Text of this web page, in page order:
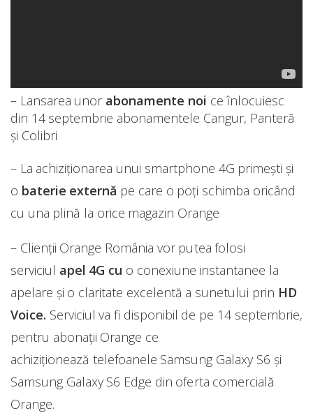
– Lansarea unor abonamente noi ce înlocuiesc
din 14 septembrie abonamentele Cangur, Panteră
și Colibri
– La achiziționarea unui smartphone 4G primești și
o baterie externă pe care o poți schimba oricând
cu una plină la orice magazin Orange
– Clienții Orange România vor putea folosi
serviciul apel 4G cu o conexiune instantanee la
apelare și o claritate excelentă a sunetului prin HD
Voice. Serviciul va fi disponibil de pe 14 septembrie,
pentru abonații Orange ce
achiziționează telefoanele Samsung Galaxy S6 și
Samsung Galaxy S6 Edge din oferta comercială
Orange.